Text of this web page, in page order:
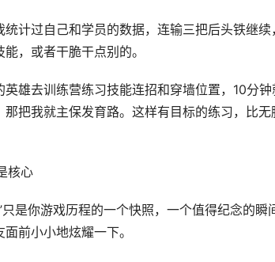
计过自己和学员的数据，连输三把后头铁继
，或者干脆干点别的。
雄去训练营练习技能连招和穿墙位置，10分
把我就主保发育路。这样有目标的练习，比
核心
是你游戏历程的一个快照，一个值得纪念的
前小小地炫耀一下。